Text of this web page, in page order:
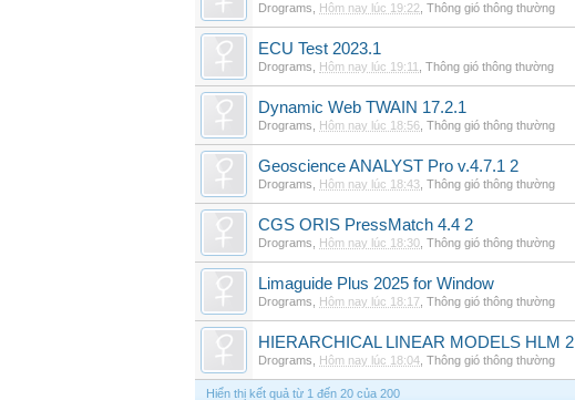
Drograms Hôm nay lúc 19:22 Thông gió thông thường
ECU Test 2023.1
Drograms Hôm nay lúc 19:11 Thông gió thông thường
Dynamic Web TWAIN 17.2.1
Drograms Hôm nay lúc 18:56 Thông gió thông thường
Geoscience ANALYST Pro v.4.7.1 2
Drograms Hôm nay lúc 18:43 Thông gió thông thường
CGS ORIS PressMatch 4.4 2
Drograms Hôm nay lúc 18:30 Thông gió thông thường
Limaguide Plus 2025 for Window
Drograms Hôm nay lúc 18:17 Thông gió thông thường
HIERARCHICAL LINEAR MODELS HLM 2
Drograms Hôm nay lúc 18:04 Thông gió thông thường
Hiển thị kết quả từ 1 đến 20 của 200